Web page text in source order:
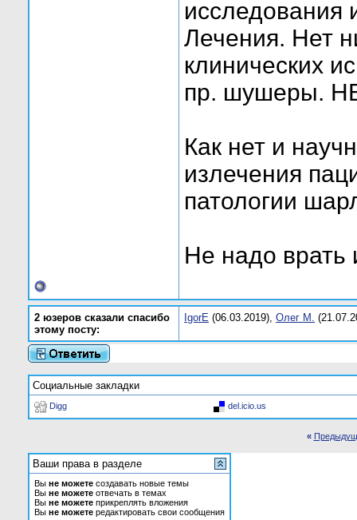
исследования
Лечения. Нет
клинических
пр. шушеры.
Как нет и
излечения
патологии
Не надо врать
2 юзеров сказали спасибо
этому посту:
IgorE (06.03.2019), Олег М.
Социальные закладки
Digg del.icio.us
«
Ваши права в разделе
Вы не можете создавать новые темы
Вы не можете отвечать в темах
Вы не можете прикреплять вложения
Вы не можете редактировать свои сообщения